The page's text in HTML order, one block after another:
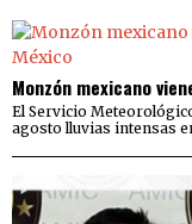
Monzón mexicano
El Servicio
agosto lluvias intensas